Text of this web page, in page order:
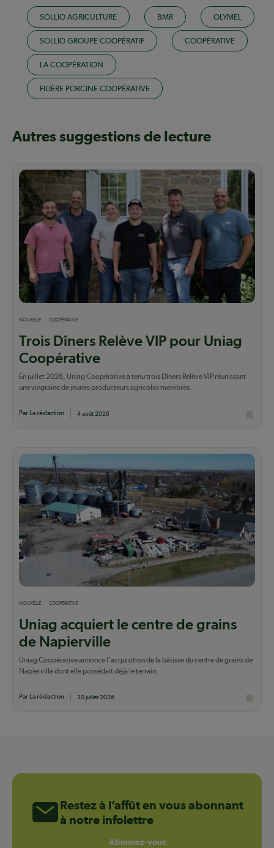
SOLLIO AGRICULTURE BMR OLYMEL
SOLLIO GROUPE COOPÉRATIF COOPÉRATIVE
LA COOPÉRATION
FILIÈRE PORCINE COOPÉRATIVE
Autres suggestions de lecture
NOUVELLE COOPÉRATIVE
Trois Dîners Relève VIP pour Uniag
Coopérative
En juillet 2026, Uniag Coopérative a tenu trois Dîners Relève VIP réunissant
une vingtaine de jeunes producteurs agricoles membres.
Par La rédaction 4 août 2026
NOUVELLE COOPÉRATIVE
Uniag acquiert le centre de grains
de Napierville
Uniag Coopérative annonce l'acquisition de la bâtisse du centre de grains de
Napierville dont elle possédait déjà le terrain.
Par La rédaction 30 juillet 2026
Restez à l’affût en vous abonnant
à notre infolettre
Abonnez-vous